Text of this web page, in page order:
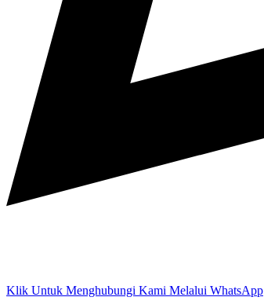
Klik Untuk Menghubungi Kami Melalui WhatsApp